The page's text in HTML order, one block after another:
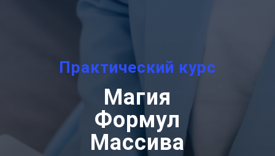
Практический курс
Магия
Формул
Массива